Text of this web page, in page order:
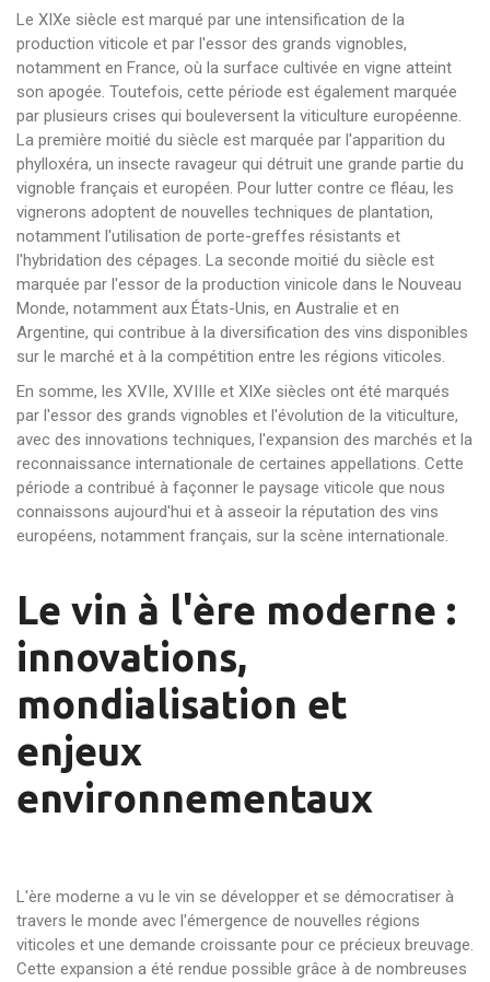
Le XIXe siècle est marqué par une intensification de la
production viticole et par l'essor des grands vignobles,
notamment en France, où la surface cultivée en vigne atteint
son apogée. Toutefois, cette période est également marquée
par plusieurs crises qui bouleversent la viticulture européenne.
La première moitié du siècle est marquée par l'apparition du
phylloxéra, un insecte ravageur qui détruit une grande partie du
vignoble français et européen. Pour lutter contre ce fléau, les
vignerons adoptent de nouvelles techniques de plantation,
notamment l'utilisation de porte-greffes résistants et
l'hybridation des cépages. La seconde moitié du siècle est
marquée par l'essor de la production vinicole dans le Nouveau
Monde, notamment aux États-Unis, en Australie et en
Argentine, qui contribue à la diversification des vins disponibles
sur le marché et à la compétition entre les régions viticoles.
En somme, les XVIIe, XVIIIe et XIXe siècles ont été marqués
par l'essor des grands vignobles et l'évolution de la viticulture,
avec des innovations techniques, l'expansion des marchés et la
reconnaissance internationale de certaines appellations. Cette
période a contribué à façonner le paysage viticole que nous
connaissons aujourd'hui et à asseoir la réputation des vins
européens, notamment français, sur la scène internationale.
Le vin à l'ère moderne :
innovations,
mondialisation et
enjeux
environnementaux
L'ère moderne a vu le vin se développer et se démocratiser à
travers le monde avec l'émergence de nouvelles régions
viticoles et une demande croissante pour ce précieux breuvage.
Cette expansion a été rendue possible grâce à de nombreuses